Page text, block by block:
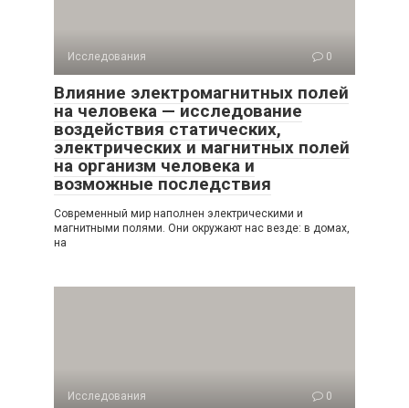
Исследования 0
Влияние электромагнитных полей
на человека — исследование
воздействия статических,
электрических и магнитных полей
на организм человека и
возможные последствия
Современный мир наполнен электрическими и
магнитными полями. Они окружают нас везде: в домах,
на
Исследования 0